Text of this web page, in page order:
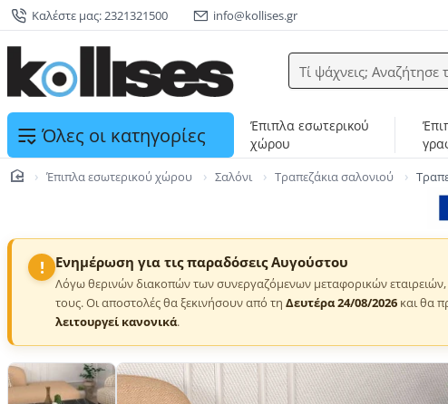
Καλέστε μας: 2321321500 info@kollises.gr
Τί ψάχνεις; Αναζήτησε
Όλες οι κατηγορίες
Έπιπλα εσωτερικού
χώρου
Έπιπλα εσωτερικού χώρου Σαλόνι Τραπεζάκια σαλονιού
! Ενημέρωση για τις παραδόσεις Αυγούστου
Λόγω θερινών διακοπών των συνεργαζόμενων μεταφορικών
τους. Οι αποστολές θα ξεκινήσουν από τη Δευτέρα 24/08/2026 και θα
λειτουργεί κανονικά.